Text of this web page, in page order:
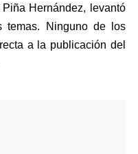
Hernández, levantó
temas. Ninguno de los
a la publicación del